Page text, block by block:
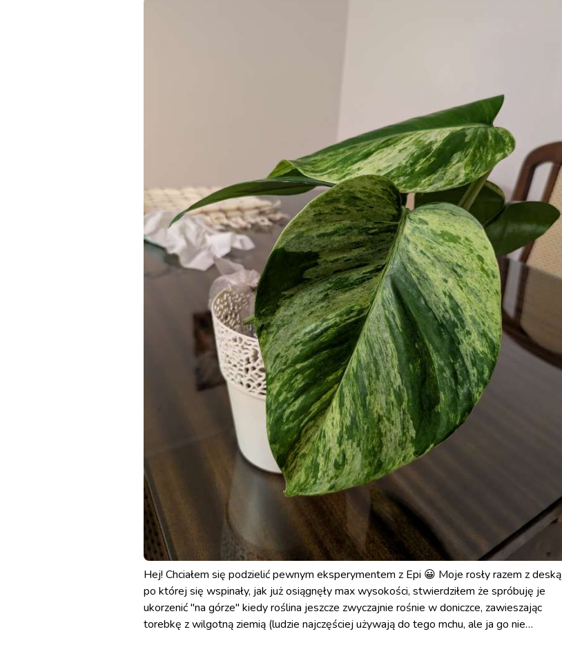
Hej! Chciałem się podzielić pewnym eksperymentem z Epi 😀 Moje rosły razem z deską
po której się wspinały, jak już osiągnęły max wysokości, stwierdziłem że spróbuję je
ukorzenić "na górze" kiedy roślina jeszcze zwyczajnie rośnie w doniczce, zawieszając
torebkę z wilgotną ziemią (ludzie najczęściej używają do tego mchu, ale ja go nie